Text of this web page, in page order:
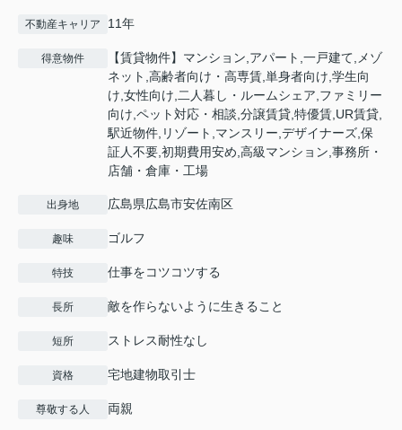
不動産キャリア 11年
得意物件
【賃貸物件】マンション,アパート,一戸建て,メゾ
ネット,高齢者向け・高専賃,単身者向け,学生向
け,女性向け,二人暮し・ルームシェア,ファミリー
向け,ペット対応・相談,分譲賃貸,特優賃,UR賃貸,
駅近物件,リゾート,マンスリー,デザイナーズ,保
証人不要,初期費用安め,高級マンション,事務所・
店舗・倉庫・工場
出身地 広島県広島市安佐南区
趣味 ゴルフ
特技 仕事をコツコツする
長所 敵を作らないように生きること
短所 ストレス耐性なし
資格 宅地建物取引士
尊敬する人 両親